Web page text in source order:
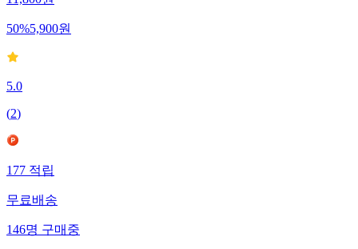
11,800원
50%5,900원
5.0
(2)
177적립
무료배송
146명구매중